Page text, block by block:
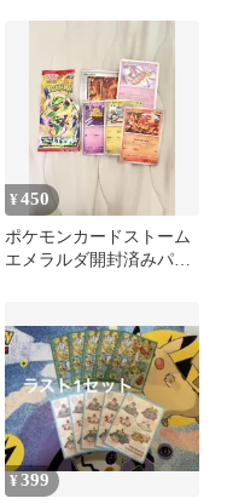
¥450
ポケモンカードストーム
エメラルダ開封済みパッ
¥399